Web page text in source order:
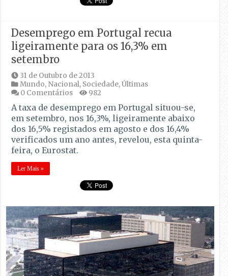
Desemprego em Portugal recua
ligeiramente para os 16,3% em
setembro
31 de Outubro de 2013
Mundo, Nacional, Sociedade,Últimas
0 Comentários
982
A taxa de desemprego em Portugal situou-se,
em setembro, nos 16,3%, ligeiramente abaixo
dos 16,5% registados em agosto e dos 16,4%
verificados um ano antes, revelou, esta quinta-
feira, o Eurostat.
Ler Mais »